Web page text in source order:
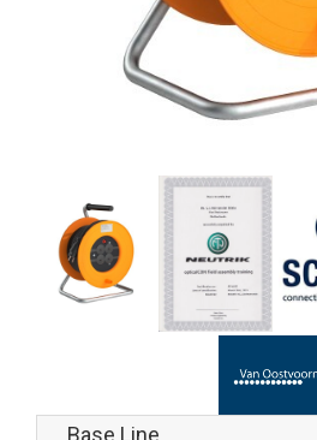
Base Line